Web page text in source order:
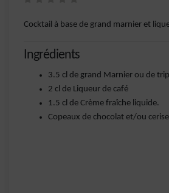
Cocktail à base de grand marnier et
Ingrédients
3.5 cl de grand Marnier ou de
2 cl de Liqueur de café
1.5 cl de Crème fraîche liquide.
Copeaux de chocolat et/ou